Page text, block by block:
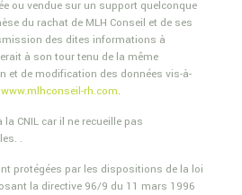
ou vendue sur un support quelconque
du rachat de MLH Conseil et de ses
des dites informations à
à son tour tenu de la même
et de modification des données vis-à-
www.mlhconseil-rh.com.
CNIL car il ne recueille pas
.
protégées par les dispositions de la loi
la directive 96/9 du 11 mars 1996